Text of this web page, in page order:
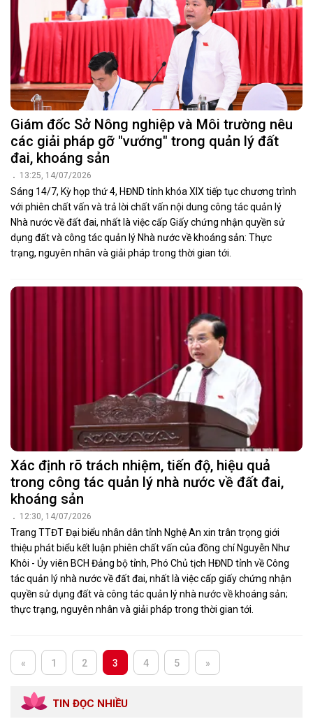
Giám đốc Sở Nông nghiệp và Môi trường nêu
các giải pháp gỡ "vướng" trong quản lý đất
đai, khoáng sản
13:25, 14/07/2026
Sáng 14/7, Kỳ họp thứ 4, HĐND tỉnh khóa XIX tiếp tục chương trình
với phiên chất vấn và trả lời chất vấn nội dung công tác quản lý
Nhà nước về đất đai, nhất là việc cấp Giấy chứng nhận quyền sử
dụng đất và công tác quản lý Nhà nước về khoáng sản: Thực
trạng, nguyên nhân và giải pháp trong thời gian tới.
Xác định rõ trách nhiệm, tiến độ, hiệu quả
trong công tác quản lý nhà nước về đất đai,
khoáng sản
12:30, 14/07/2026
Trang TTĐT Đại biểu nhân dân tỉnh Nghệ An xin trân trọng giới
thiệu phát biểu kết luận phiên chất vấn của đồng chí Nguyễn Như
Khôi - Ủy viên BCH Đảng bộ tỉnh, Phó Chủ tịch HĐND tỉnh về Công
tác quản lý nhà nước về đất đai, nhất là việc cấp giấy chứng nhận
quyền sử dụng đất và công tác quản lý nhà nước về khoáng sản;
thực trạng, nguyên nhân và giải pháp trong thời gian tới.
« 1 2 3 4 5 »
TIN ĐỌC NHIỀU